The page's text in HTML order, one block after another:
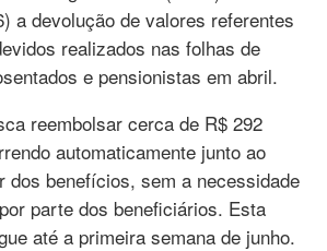
a devolução de valores referentes
realizados nas folhas de
e pensionistas em abril.
reembolsar cerca de R$ 292
automaticamente junto ao
dos benefícios, sem a necessidade
parte dos beneficiários. Esta
até a primeira semana de junho.